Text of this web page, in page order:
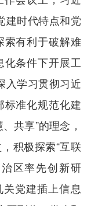
建时代特点和党
索有利于破解难
条件下开展工
入学习贯彻习近
标准化规范化建
共享”的理念，
积极探索“互联
区率先创新研
关党建插上信息